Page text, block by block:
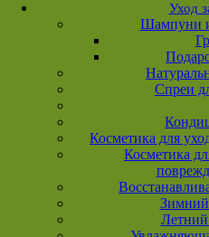
Уход
Шампуни и
Спреи
Косметика для
Косметика
Зимний
Летний